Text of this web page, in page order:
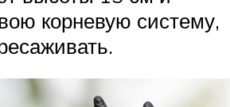
корневую систему,